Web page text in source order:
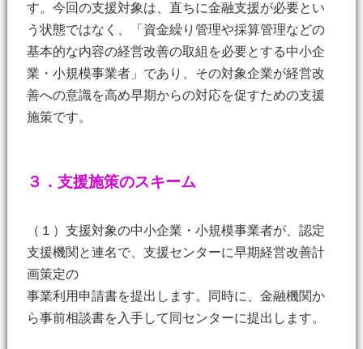
す。今回の支援対象は、直ちに金融支援が必要とい
う状態ではなく、「資金繰り管理や採算管理などの
基本的な内容の経営改善の取組を必要とする中小企
業・小規模事業者」であり、その対象企業が経営改
善への意識を高め早期からの対応を促すための支援
施策です。
３．支援施策のスキーム
（１） 支援対象の中小企業・小規模事業者が、認定
支援機関と連名で、支援センターに早期経営改善計
画策定の
事業利用申請書を提出します。同時に、金融機関か
ら事前相談書を入手して同センターに提出します。